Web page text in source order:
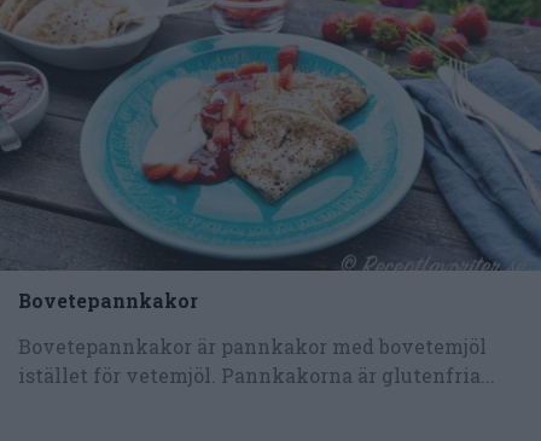
Bovetepannkakor
Bovetepannkakor är pannkakor med bovetemjöl
istället för vetemjöl. Pannkakorna är glutenfria...